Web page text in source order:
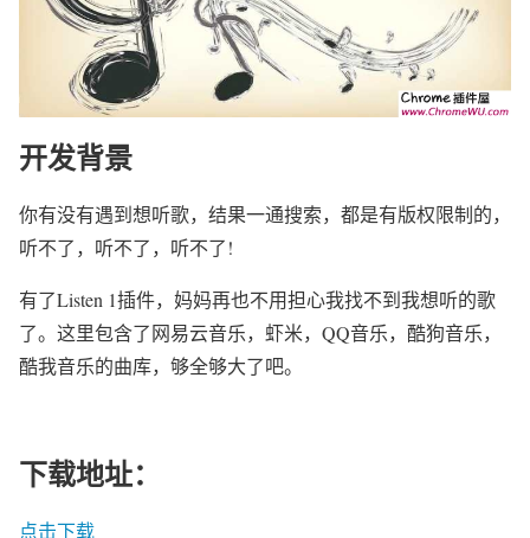
开发背景
你有没有遇到想听歌，结果一通搜索，都是有版权限制的，
听不了，听不了，听不了!
有了Listen 1插件，妈妈再也不用担心我找不到我想听的歌
了。这里包含了网易云音乐，虾米，QQ音乐，酷狗音乐，
酷我音乐的曲库，够全够大了吧。
下载地址：
点击下载